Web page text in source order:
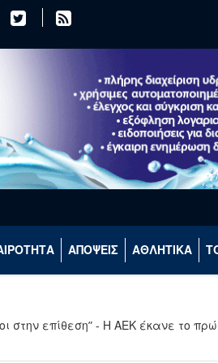
ΑΠΟΨΕΙΣ ΑΘΛΗΤΙΚΑ
επίθεση” - Η ΑΕΚ έκανε το